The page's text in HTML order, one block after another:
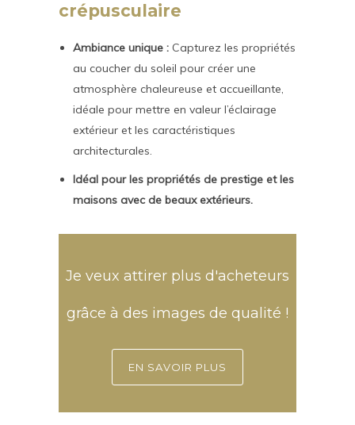
crépusculaire
Ambiance unique : Capturez les propriétés
au coucher du soleil pour créer une
atmosphère chaleureuse et accueillante,
idéale pour mettre en valeur l’éclairage
extérieur et les caractéristiques
architecturales.
Idéal pour les propriétés de prestige et les
maisons avec de beaux extérieurs.
Je veux attirer plus d'acheteurs
grâce à des images de qualité !
EN SAVOIR PLUS